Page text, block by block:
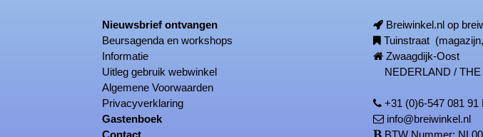
Nieuwsbrief ontvangen
Beursagenda en workshops
Informatie
Uitleg gebruik webwinkel
Algemene Voorwaarden
Privacyverklaring
Gastenboek
Contact
Breiwinkel.nl op
Tuinstraat
Zwaagdijk-Oost
NEDERLAND / THE
+31 (0)6-547 081
info@breiwinkel.nl
BTW Nummer: